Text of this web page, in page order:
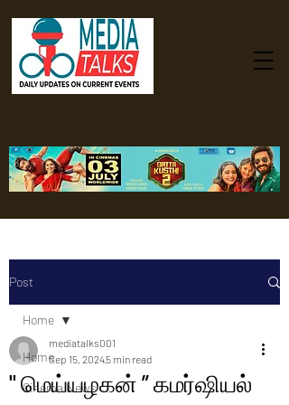
Post
Home
Cinema News
Home
" மெய்யழகன் ” கமர்ஷியல்
mediatalks001
Sep 15, 20245 min read